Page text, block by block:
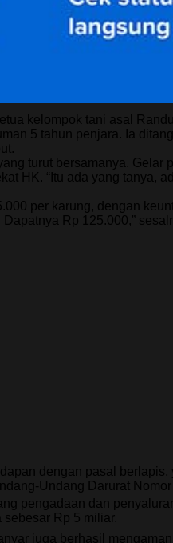
kelompok tani asal
5 tahun penjara. Ia
turut bersamanya.
HK. “Itu ada yang tanya,
per karung, dengan
Rp 125.000,”
dengan pasal
Undang Darurat
pengadaan dan
Rp 5 miliar.
juga berhasil